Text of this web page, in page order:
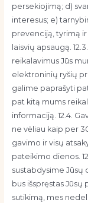
persekiojimą; d)
interesus; e)
prevenciją, tyrimą
laisvių apsaugą.
reikalavimus Jūs
elektroninių ryšių
galime paprašyti
pat kitą mums
informaciją. 12.4.
ne vėliau kaip per
gavimo ir visų
pateikimo dienos.
sustabdysime Jūsų
bus išspręstas Jūsų
sutikimą, mes